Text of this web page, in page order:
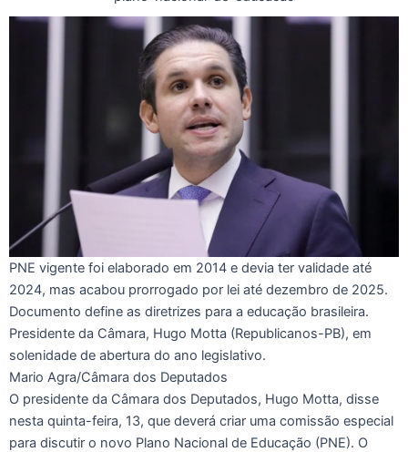
PNE vigente foi elaborado em 2014 e devia ter validade até
2024, mas acabou prorrogado por lei até dezembro de 2025.
Documento define as diretrizes para a educação brasileira.
Presidente da Câmara, Hugo Motta (Republicanos-PB), em
solenidade de abertura do ano legislativo.
Mario Agra/Câmara dos Deputados
O presidente da Câmara dos Deputados, Hugo Motta, disse
nesta quinta-feira, 13, que deverá criar uma comissão especial
para discutir o novo Plano Nacional de Educação (PNE). O